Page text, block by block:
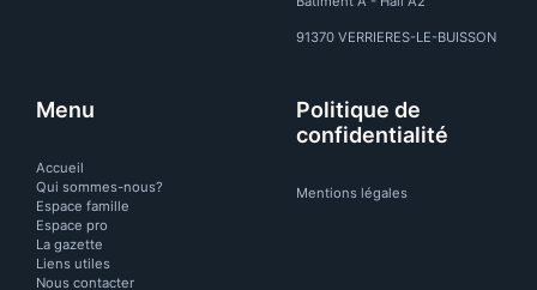
91370 VERRIERES-LE-BUISSON
Menu
Accueil
Qui sommes-nous?
Espace famille
Espace pro
La gazette
Liens utiles
Nous contacter
Politique de
confidentialité
Mentions légales